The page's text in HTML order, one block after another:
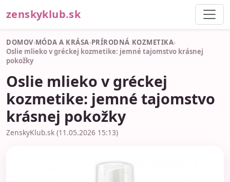
zenskyklub.sk
DOMOV›MÓDA A KRÁSA›PRÍRODNÁ KOZMETIKA›
Oslie mlieko v gréckej kozmetike: jemné tajomstvo krásnej
pokožky
Oslie mlieko v gréckej
kozmetike: jemné tajomstvo
krásnej pokožky
ZenskyKlub.sk (11.05.2026 15:13)